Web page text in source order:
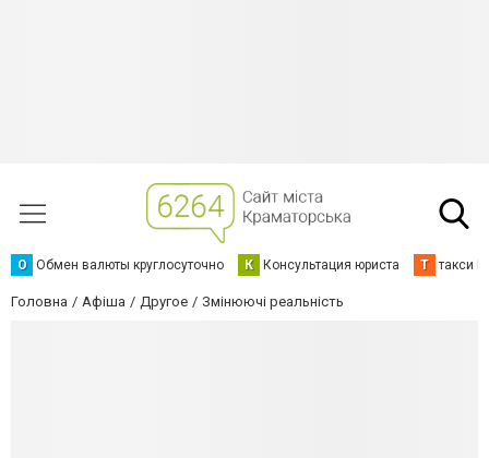
О Обмен валюты круглосуточно К Консультация юриста Т такси
Головна Афіша Другое Змінюючі реальність